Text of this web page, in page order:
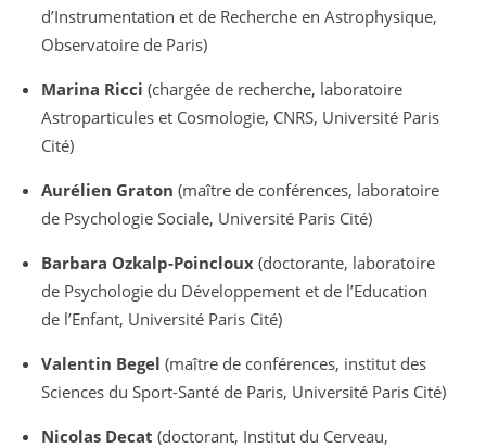
d’Instrumentation et de Recherche en Astrophysique,
Observatoire de Paris)
Marina Ricci (chargée de recherche, laboratoire
Astroparticules et Cosmologie, CNRS, Université Paris
Cité)
Aurélien Graton (maître de conférences, laboratoire
de Psychologie Sociale, Université Paris Cité)
Barbara Ozkalp-Poincloux(doctorante, laboratoire
de Psychologie du Développement et de l’Education
de l’Enfant, Université Paris Cité)
Valentin Begel (maître de conférences, institut des
Sciences du Sport-Santé de Paris, Université Paris Cité)
Nicolas Decat (doctorant, Institut du Cerveau,